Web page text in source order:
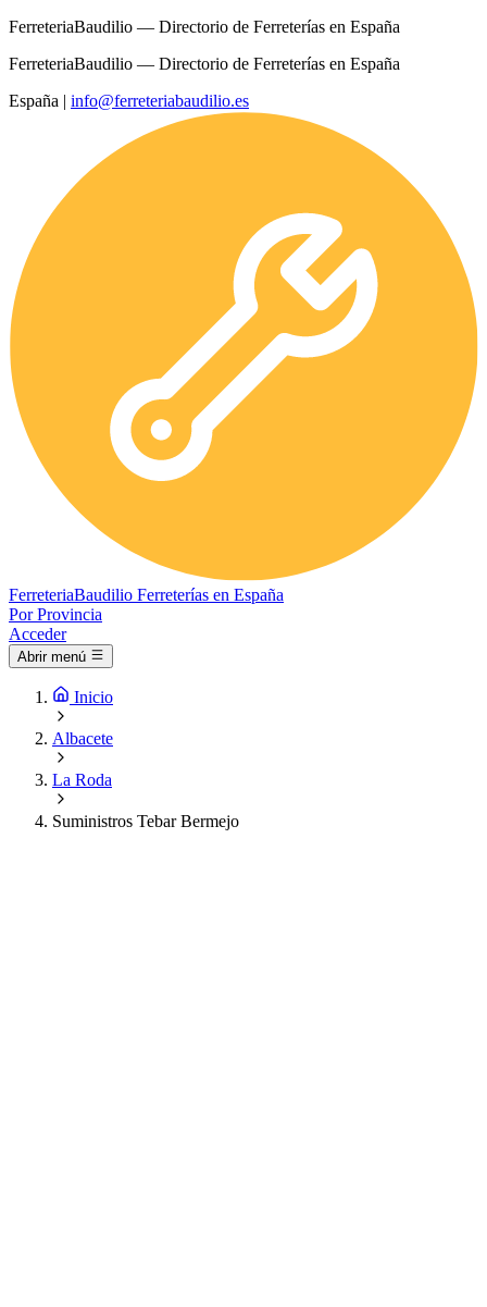
FerreteriaBaudilio — Directorio de Ferreterías en España
FerreteriaBaudilio — Directorio de Ferreterías en España
España | info@ferreteriabaudilio.es
FerreteriaBaudilio Ferreterías en España
Por Provincia
Acceder
Abrir menú
Inicio
Albacete
La Roda
Suministros Tebar Bermejo